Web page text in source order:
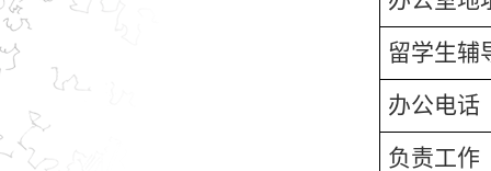
留学生辅
办公电话
负责工作